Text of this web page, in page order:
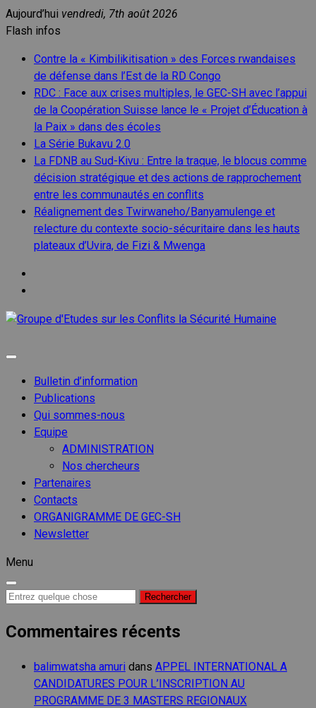
Aller
au
Aujourd’hui vendredi, 7th août 2026
Flash infos
Contre la « Kimbilikitisation » des Forces rwandaises
de défense dans l’Est de la RD Congo
RDC : Face aux crises multiples, le GEC-SH avec l’appui
de la Coopération Suisse lance le « Projet d’Éducation à
la Paix » dans des écoles
La Série Bukavu 2.0
La FDNB au Sud-Kivu : Entre la traque, le blocus comme
décision stratégique et des actions de rapprochement
entre les communautés en conflits
Réalignement des Twirwaneho/Banyamulenge et
relecture du contexte socio-sécuritaire dans les hauts
plateaux d’Uvira, de Fizi & Mwenga
Bulletin d’information
Publications
Qui sommes-nous
Equipe
ADMINISTRATION
Nos chercheurs
Partenaires
Contacts
ORGANIGRAMME DE GEC-SH
Newsletter
Menu
Recherche
Commentaires récents
balimwatsha amuri dans APPEL INTERNATIONAL A
CANDIDATURES POUR L’INSCRIPTION AU
PROGRAMME DE 3 MASTERS REGIONAUX